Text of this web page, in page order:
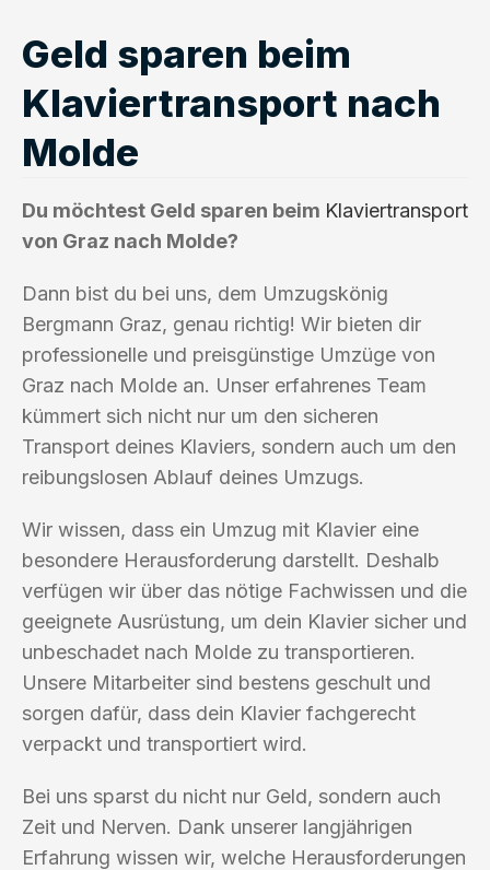
Geld sparen beim
Klaviertransport nach
Molde
Du möchtest Geld sparen beim Klaviertransport
von Graz nach Molde?
Dann bist du bei uns, dem Umzugskönig
Bergmann Graz, genau richtig! Wir bieten dir
professionelle und preisgünstige Umzüge von
Graz nach Molde an. Unser erfahrenes Team
kümmert sich nicht nur um den sicheren
Transport deines Klaviers, sondern auch um den
reibungslosen Ablauf deines Umzugs.
Wir wissen, dass ein Umzug mit Klavier eine
besondere Herausforderung darstellt. Deshalb
verfügen wir über das nötige Fachwissen und die
geeignete Ausrüstung, um dein Klavier sicher und
unbeschadet nach Molde zu transportieren.
Unsere Mitarbeiter sind bestens geschult und
sorgen dafür, dass dein Klavier fachgerecht
verpackt und transportiert wird.
Bei uns sparst du nicht nur Geld, sondern auch
Zeit und Nerven. Dank unserer langjährigen
Erfahrung wissen wir, welche Herausforderungen